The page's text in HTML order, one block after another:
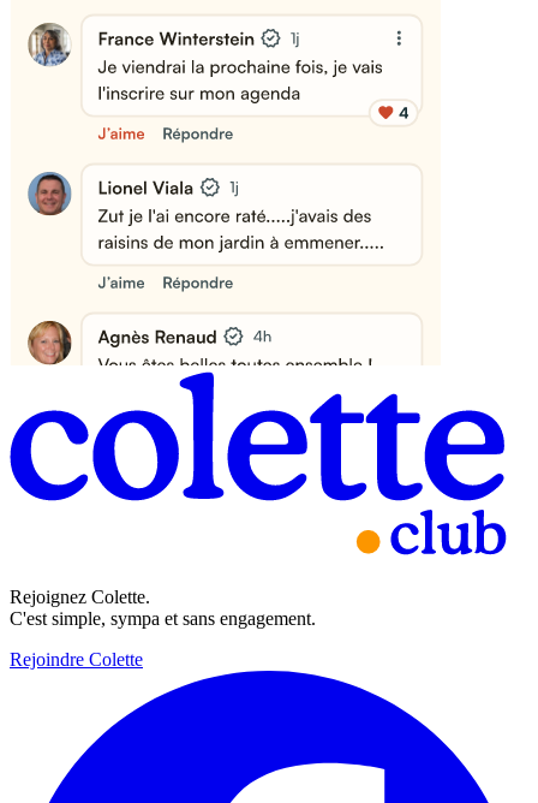
Rejoignez Colette.
C'est simple, sympa et sans engagement.
Rejoindre Colette